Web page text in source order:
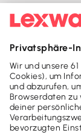
Wie ist der
Fahrzeug mit
Wie bilde ich